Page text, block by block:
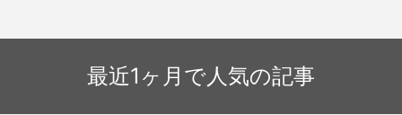
キングでのお振り込み手続きの一時制
最近1ヶ月で人気の記事